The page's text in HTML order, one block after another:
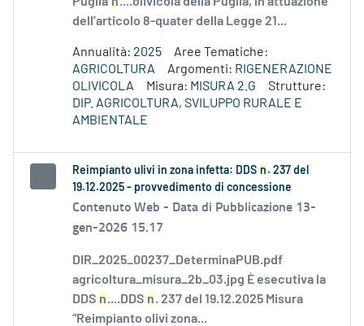
dell’articolo 8-quater della Legge 21...
Annualità: 2025
Aree Tematiche:
AGRICOLTURA
Argomenti: RIGENERAZIONE
OLIVICOLA
Misura: MISURA 2.G
Strutture:
DIP. AGRICOLTURA, SVILUPPO RURALE E
AMBIENTALE
Reimpianto ulivi in zona infetta: DDS n . 237 del
19.12.2025 - provvedimento di concessione
Contenuto Web - Data di Pubblicazione 13-
gen-2026 15.17
DIR_2025_00237_DeterminaPUB.pdf
agricoltura_misura_2b_03.jpg È esecutiva la
DDS n....DDS n. 237 del 19.12.2025 Misura
“Reimpianto olivi zona...